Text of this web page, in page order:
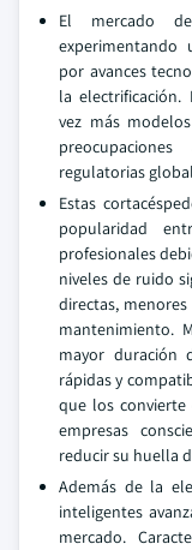
El mercado
experimentando
por avances
la electrificación.
vez más
regulatorias
Estas
popularidad
profesionales
niveles de ruido
directas,
mantenimiento.
mayor duración
rápidas y
que los
empresas
reducir su huella
Además de la
inteligentes
mercado.